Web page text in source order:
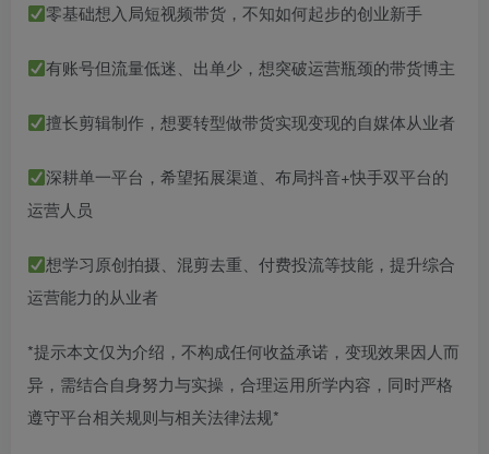
零基础想入局短视频带货，不知如何起步的创业新手
有账号但流量低迷、出单少，想突破运营瓶颈的带货博主
擅长剪辑制作，想要转型做带货实现变现的自媒体从业者
深耕单一平台，希望拓展渠道、布局抖音+快手双平台的
运营人员
想学习原创拍摄、混剪去重、付费投流等技能，提升综合
运营能力的从业者
*提示本文仅为介绍，不构成任何收益承诺，变现效果因人而
异，需结合自身努力与实操，合理运用所学内容，同时严格
遵守平台相关规则与相关法律法规*